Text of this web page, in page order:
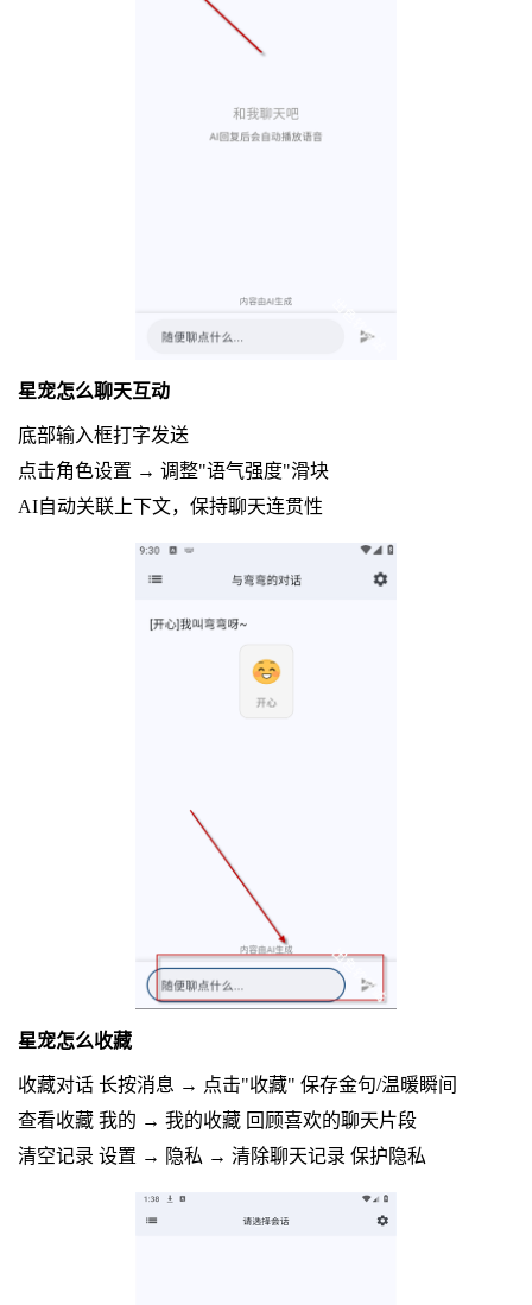
星宠怎么聊天互动
底部输入框打字发送
点击角色设置 → 调整"语气强度"滑块
AI自动关联上下文，保持聊天连贯性
星宠怎么收藏
收藏对话 长按消息 → 点击"收藏" 保存金句/温暖瞬间
查看收藏 我的 → 我的收藏 回顾喜欢的聊天片段
清空记录 设置 → 隐私 → 清除聊天记录 保护隐私